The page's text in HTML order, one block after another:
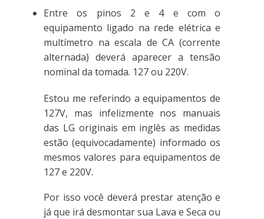
Entre os pinos 2 e 4 e com o
equipamento ligado na rede elétrica e
multímetro na escala de CA (corrente
alternada) deverá aparecer a tensão
nominal da tomada. 127 ou 220V.
Estou me referindo a equipamentos de
127V, mas infelizmente nos manuais
das LG originais em inglês as medidas
estão (equivocadamente) informado os
mesmos valores para equipamentos de
127 e 220V.
Por isso você deverá prestar atenção e
já que irá desmontar sua Lava e Seca ou